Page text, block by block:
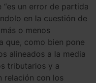
“es un error de partida
en la cuestión de
o menos
que, como bien pone
alineados a la media
tributarios y a
relación con los